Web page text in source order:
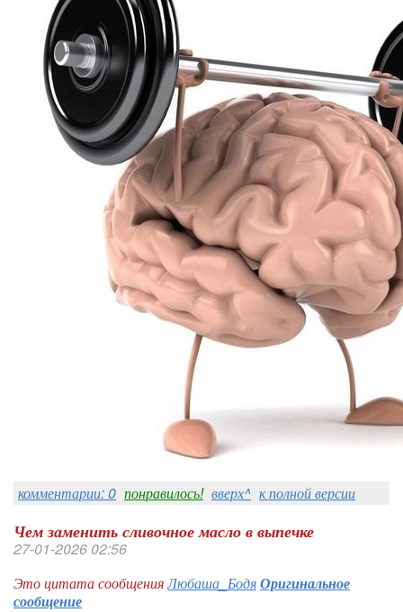
комментарии: 0 понравилось! вверх^ к полной версии
Чем заменить сливочное масло в выпечке
27-01-2026 02:56
Это цитата сообщенияЛюбаша_БодяОригинальное
сообщение